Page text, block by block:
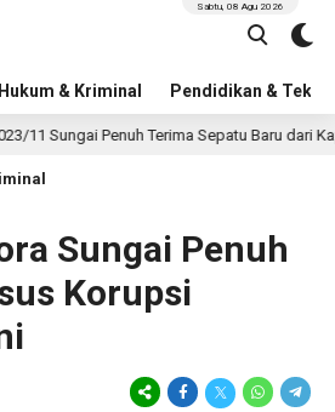
Hukum & Kriminal Pendidikan &
Sabtu, 08 Agu 2026
Penuh Terima Sepatu Baru dari Kapolres
Sungai Penuh
Korupsi